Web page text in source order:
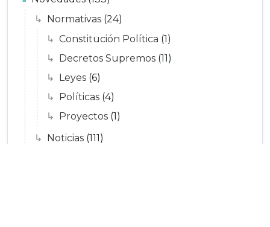
Normativas (24)
Constitución Política (1)
Decretos Supremos (11)
Leyes (6)
Políticas (4)
Proyectos (1)
Noticias (111)